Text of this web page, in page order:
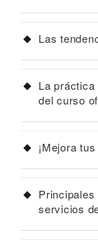
Las
La
del curso
¡Mejora
servicios